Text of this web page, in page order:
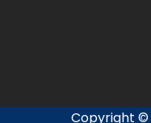
Copyright ©